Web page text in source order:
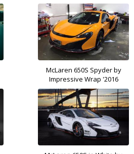
McLaren 650S Spyder by
Impressive Wrap '2016